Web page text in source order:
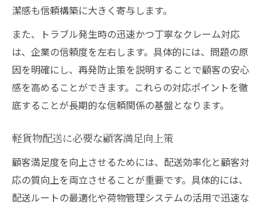
潔感も信頼構築に大きく寄与します。
また、トラブル発生時の迅速かつ丁寧なクレーム対応
は、企業の信頼度を左右します。具体的には、問題の原
因を明確にし、再発防止策を説明することで顧客の安心
感を高めることができます。これらの対応ポイントを徹
底することが長期的な信頼関係の基盤となります。
軽貨物配送に必要な顧客満足向上策
顧客満足度を向上させるためには、配送効率化と顧客対
応の質向上を両立させることが重要です。具体的には、
配送ルートの最適化や荷物管理システムの活用で迅速な